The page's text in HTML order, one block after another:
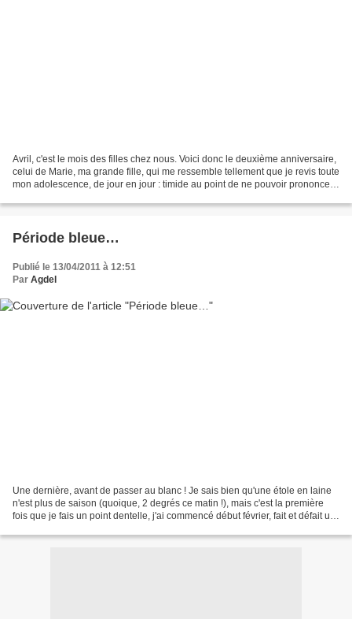
Avril, c'est le mois des filles chez nous. Voici donc le deuxième anniversaire,
celui de Marie, ma grande fille, qui me ressemble tellement que je revis toute
mon adolescence, de jour en jour : timide au point de ne pouvoir prononcer
Période bleue…
Publié le 13/04/2011 à 12:51
Par Agdel
Une dernière, avant de passer au blanc ! Je sais bien qu'une étole en laine
n'est plus de saison (quoique, 2 degrés ce matin !), mais c'est la première
fois que je fais un point dentelle, j'ai commencé début février, fait et défait un